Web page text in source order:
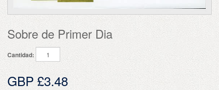
Sobre de Primer Dia
Cantidad:
GBP £3.48